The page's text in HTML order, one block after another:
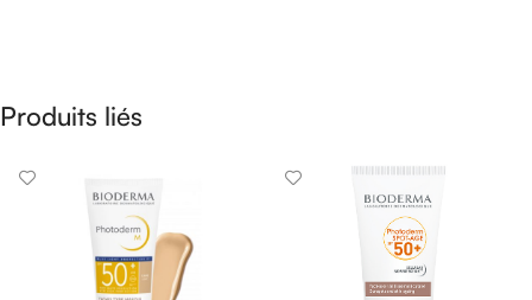
Produits liés